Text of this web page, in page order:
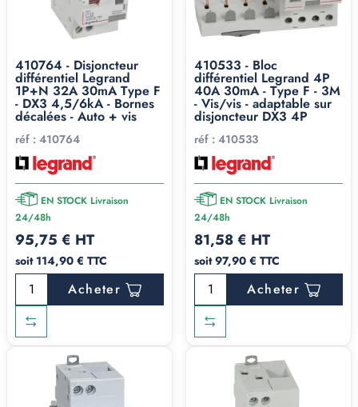
410764 - Disjoncteur
différentiel Legrand
1P+N 32A 30mA Type F
- DX3 4,5/6kA - Bornes
décalées - Auto + vis
réf : 410764
EN STOCK Livraison
24/48h
95,75 € HT
soit 114,90 € TTC
Acheter
410533 - Bloc
différentiel Legrand 4P
40A 30mA - Type F - 3M
- Vis/vis - adaptable sur
disjoncteur DX3 4P
réf : 410533
EN STOCK Livraison
24/48h
81,58 € HT
soit 97,90 € TTC
Acheter